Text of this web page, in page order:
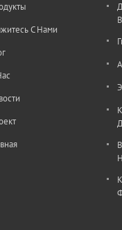
проще установить вставкой
С Нами